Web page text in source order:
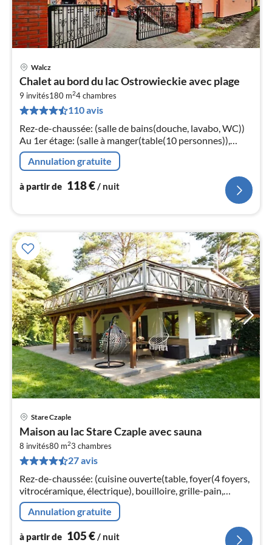
Walcz
Chalet au bord du lac Ostrowieckie avec plage
9 invités180 m24chambres
110 avis
Rez-de-chaussée: (salle de bains(douche, lavabo, WC))
Au 1er étage: (salle à manger(table(10 personnes)),
cuisine ouverte(foyer(4 foyers, gaz)
Annulation gratuite
à partir de 118€/ nuit
Stare Czaple
Maison au lac Stare Czaple avec sauna
8 invités80 m23 chambres
27 avis
Rez-de-chaussée: (cuisine ouverte(table, foyer(4 foyers,
vitrocéramique, électrique), bouilloire, grille-pain,
cafetière/percolateur, four/micro-onde combinés, lave-
vaisselle , com...
Annulation gratuite
à partir de 105€ / nuit